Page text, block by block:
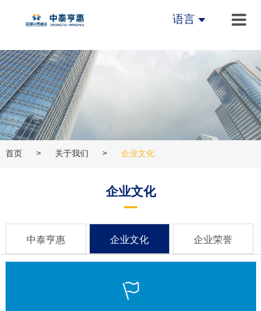
首页
关
新
产
联
语言
首页 > 关于我们 > 企业文化
企业文化
中泰亨惠 企业文化 企业荣誉